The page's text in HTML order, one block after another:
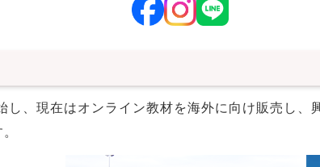
し、現在はオンライン教材を海外に向け販売し、